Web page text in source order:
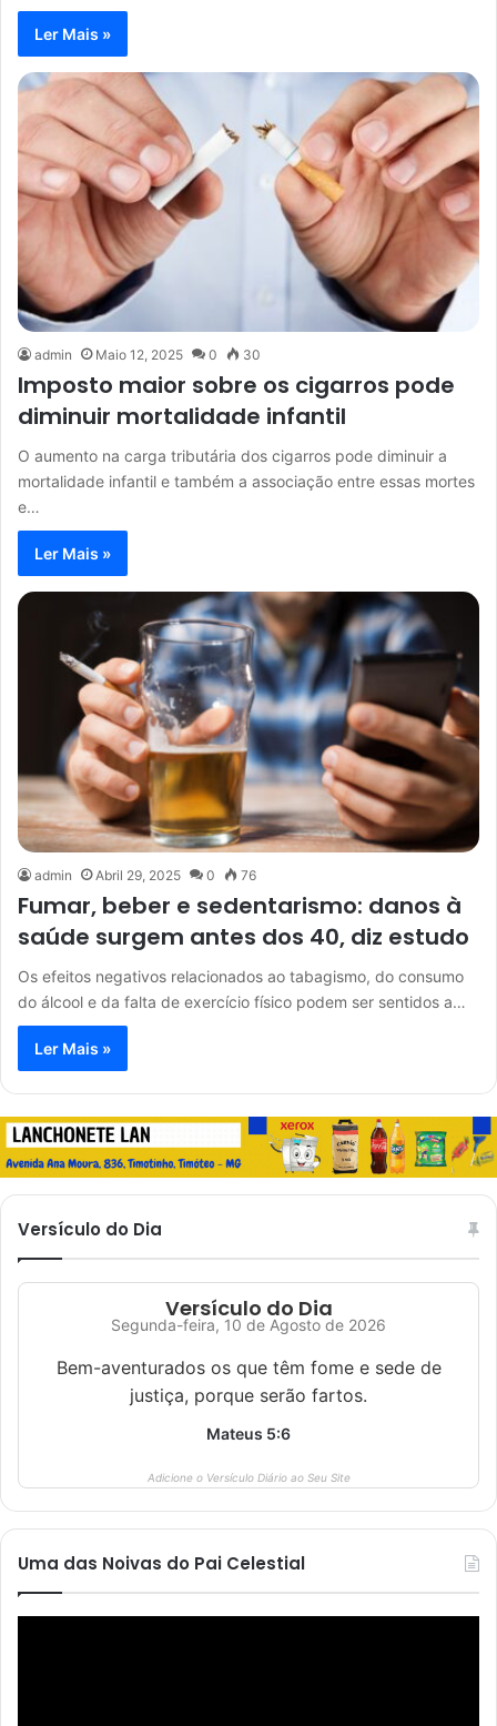
Ler Mais »
admin Maio 12, 2025 0 30
Imposto maior sobre os cigarros pode
diminuir mortalidade infantil
O aumento na carga tributária dos cigarros pode diminuir a
mortalidade infantil e também a associação entre essas mortes
e…
Ler Mais »
admin Abril 29, 2025 0 76
Fumar, beber e sedentarismo: danos à
saúde surgem antes dos 40, diz estudo
Os efeitos negativos relacionados ao tabagismo, do consumo
do álcool e da falta de exercício físico podem ser sentidos a…
Ler Mais »
Versículo do Dia
Versículo do Dia
Segunda-feira, 10 de Agosto de 2026
Bem-aventurados os que têm fome e sede de
justiça, porque serão fartos.
Mateus 5:6
Adicione o Versículo Diário ao Seu Site
Uma das Noivas do Pai Celestial